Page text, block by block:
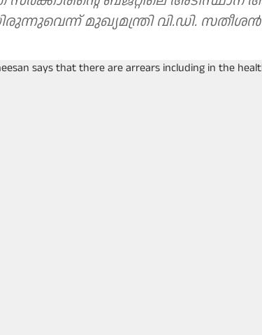
മുഖ്യമന്ത്രി വി.ഡി. സതീശൻ